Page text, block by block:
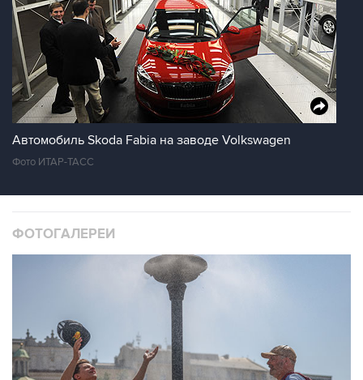
Автомобиль Skoda Fabia на заводе Volkswagen
Фото ИТАР-ТАСС
ФОТОГАЛЕРЕИ